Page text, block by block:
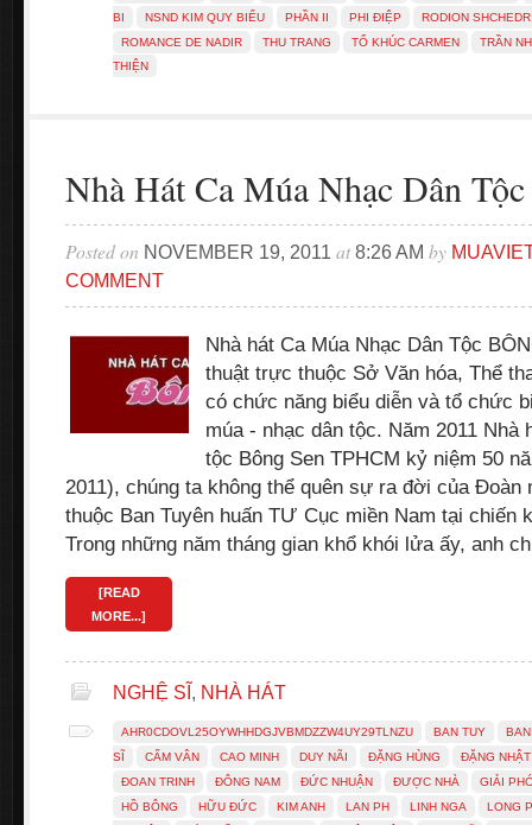
BI
NSND KIM QUY BIỂU PHẦN II PHI ĐIỆP
RODION
ROMANCE DE NADIR
THU TRANG TỔ KHÚC CARMEN
TRẦN
THIỆN
Nhà Hát Ca Múa Nhạc Dân
Posted on NOVEMBER 19, 2011 at8:26 AM by
COMMENT
Nhà hát Ca Múa Nhạc Dân Tộc
thuật trực thuộc Sở Văn hóa, Thể
có chức năng biểu diễn và tổ chức
múa - nhạc dân tộc. Năm 2011 Nhà
tộc Bông Sen TPHCM kỷ niệm 50
2011), chúng ta không thể quên sự ra đời của Đoàn
thuộc Ban Tuyên huấn TƯ Cục miền Nam tại chiến
Trong những năm tháng gian khổ khói lửa ấy, anh
[READ
MORE...]
NGHỆ SĨ , NHÀ HÁT
AHR0CDOVL25OYWHHDGJVBMDZZW4UY29TLNZU BAN TUY
SĨ
CẨM VÂN CAO MINH DUY NÃI ĐẶNG HÙNG
ĐẶNG
ĐOAN TRINH
ĐÔNG NAM ĐỨC NHUẬN ĐƯỢC NHÀ
GIẢI
HỒ BÔNG
HỮU ĐỨC KIM ANH LAN PH LINH NGA LONG